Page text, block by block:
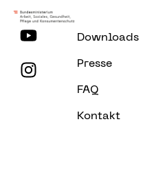
Downloads
Presse
FAQ
Kontakt